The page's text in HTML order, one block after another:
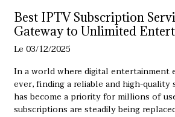
Best IPTV Subscription
Gateway to Unlimited
Le 03/12/2025
In a world where digital entertainment
ever, finding a reliable and high-quality
has become a priority for millions of
subscriptions are steadily being